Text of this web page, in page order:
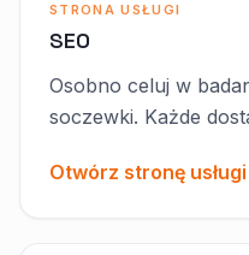
STRONA USŁUGI
SEO
Osobno celuj w
soczewki. Każde
Otwórz stronę usługi